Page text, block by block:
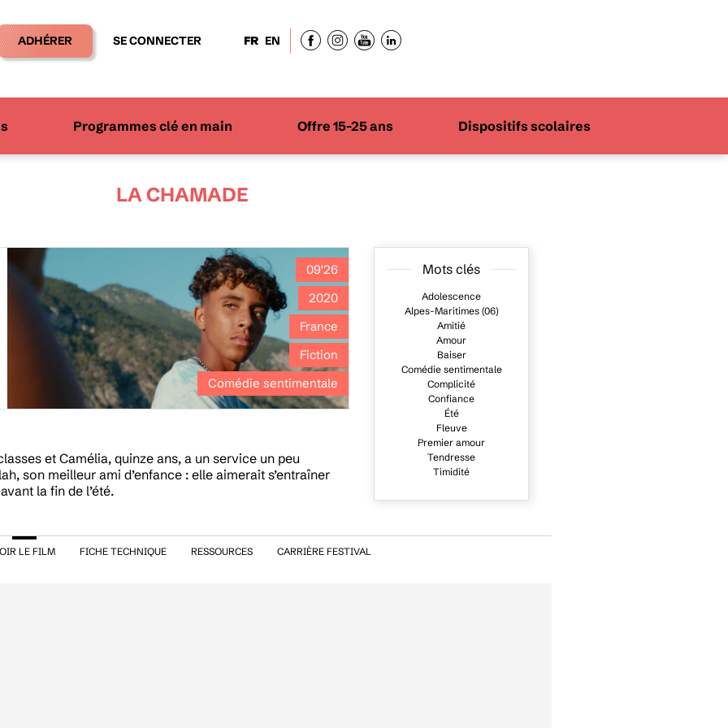
ADHÉRER SE CONNECTER FR EN
Programmes clé en main Offre 15-25 ans Dispositifs scolaires
LA CHAMADE
09'26
2020
France
Fiction
Comédie sentimentale
et Camélia, quinze ans, a un service un peu
son meilleur ami d’enfance : elle aimerait s’entraîner
la fin de l’été.
Mots clés
Adolescence
Alpes-Maritimes (06)
Amitié
Amour
Baiser
Comédie sentimentale
Complicité
Confiance
Été
Fleuve
Premier amour
Tendresse
Timidité
LE FILM FICHE TECHNIQUE RESSOURCES CARRIÈRE FESTIVAL